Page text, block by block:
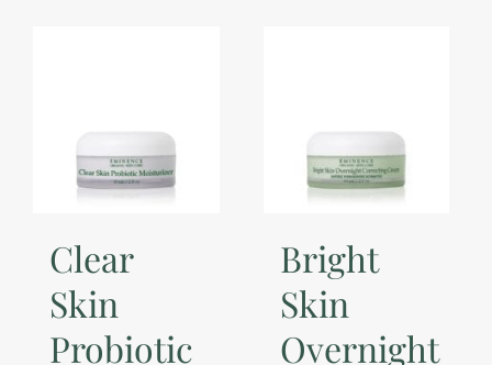
Clear
Skin
Probiotic
Bright
Skin
Overnight